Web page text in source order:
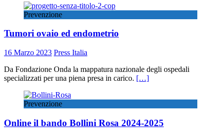
Prevenzione
Tumori ovaio ed endometrio
16 Marzo 2023 Press Italia
Da Fondazione Onda la mappatura nazionale degli ospedali
specializzati per una piena presa in carico. […]
Prevenzione
Online il bando Bollini Rosa 2024-2025